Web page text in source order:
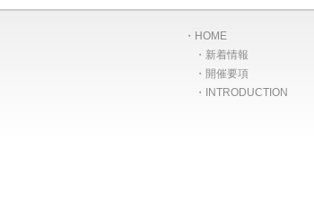
HOME
新着情報
開催要項
INTRODUCTION